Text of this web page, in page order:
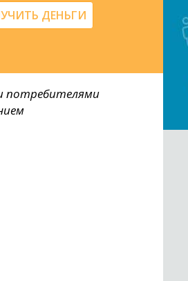
ДЕНЬГИ
потребителями